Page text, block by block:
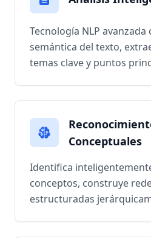
Tecnología NLP
semántica del texto,
temas clave y puntos
Conceptuales
Identifica
conceptos, construye
estructuradas